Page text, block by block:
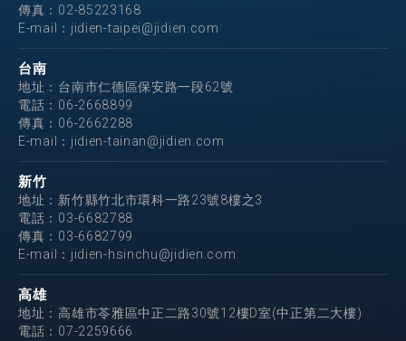
傳真：02-85223168
E-mail： jidien-taipei@jidien.com
台南
地址：台南市仁德區保安路一段62號
電話： 06-2668899
傳真：06-2662288
E-mail： jidien-tainan@jidien.com
新竹
地址：新竹縣竹北市環科一路23號8樓之3
電話： 03-6682788
傳真：03-6682799
E-mail： jidien-hsinchu@jidien.com
高雄
地址：高雄市苓雅區中正二路30號12樓D室(中正第二大樓)
電話： 07-2259666